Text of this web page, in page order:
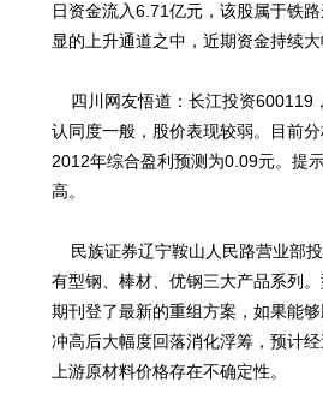
日资金流入6.71亿元，该股属于铁
显的上升通道之中，近期资金持续大
四川网友悟道：长江投资600119
认同度一般，股价表现较弱。目前
2012年综合盈利预测为0.09元。提
高。
民族证券辽宁鞍山人民路营业部
有型钢、棒材、优钢三大产品系列
期刊登了最新的重组方案，如果能
冲高后大幅度回落消化浮筹，预计
上游原材料价格存在不确定性。